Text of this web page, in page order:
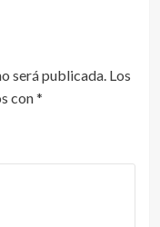
será publicada. Los
con*